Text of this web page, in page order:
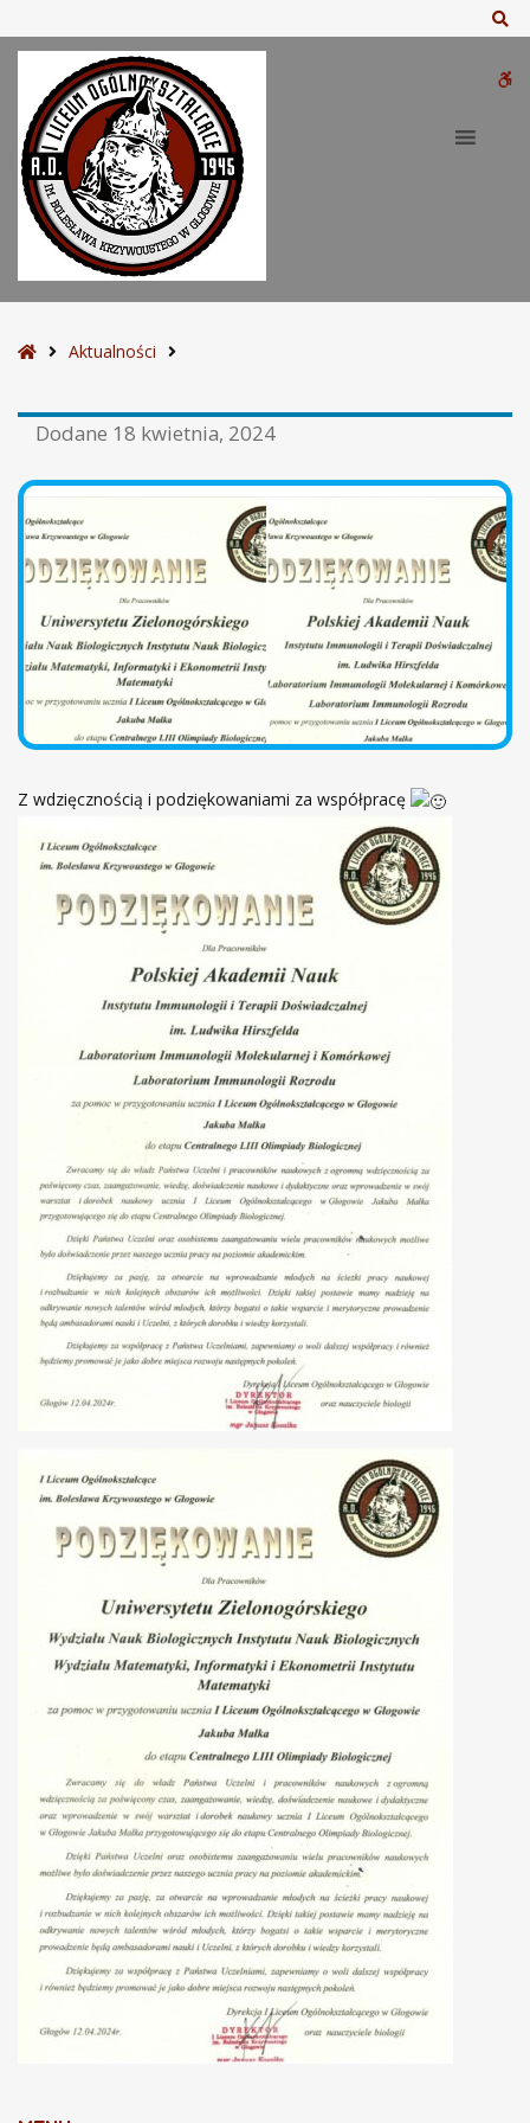
S
o
a
g
ł
ó
n
a
Aktualności
Dodane 18 kwietnia, 2024
Z wdzięcznością i podziękowaniami za współpracę